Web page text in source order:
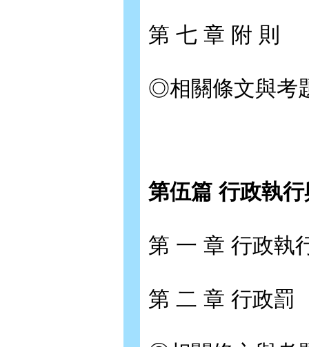
第 七 章 附 則
◎相關條文與考
第伍篇 行政執
第 一 章 行政執
第 二 章 行政罰